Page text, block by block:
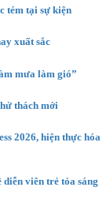
tém tại sự kiện
xuất sắc
mưa làm gió”
thách mới
2026, hiện thực hóa
viên trẻ tỏa sáng